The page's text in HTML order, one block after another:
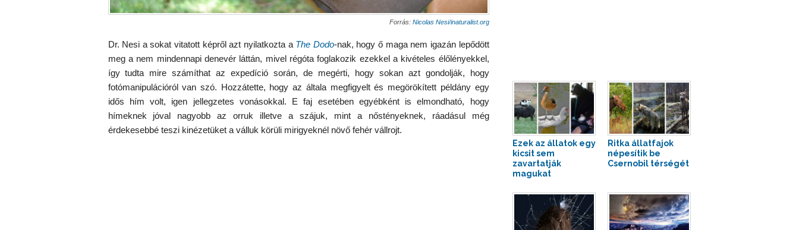
Forrás:Nicolas Nesi/inaturalist.org
Dr. Nesi a sokat vitatott képről azt nyilatkozta aThe Dodo-nak, hogy ő maga nem igazán lepődött
meg a nem mindennapi denevér láttán, mivel régóta foglakozik ezekkel a kivételes élőlényekkel,
így tudta mire számíthat az expedíció során, de megérti, hogy sokan azt gondolják, hogy
fotómanipulációról van szó. Hozzátette, hogy az általa megfigyelt és megörökített példány egy
idős hím volt, igen jellegzetes vonásokkal. E faj esetében egyébként is elmondható, hogy
hímeknek jóval nagyobb az orruk illetve a szájuk, mint a nőstényeknek, ráadásul még
érdekesebbé teszi kinézetüket a válluk körüli mirigyeknél növő fehér vállrojt.
Ezek az állatok egy
kicsit sem
zavartatják
magukat
Ritka állatfajok
népesítik be
Csernobil térségét